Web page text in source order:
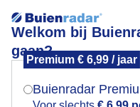
Welkom bij
gaan?
Premium € 6,99 / jaar
Buienradar
Wind
Mogen we je